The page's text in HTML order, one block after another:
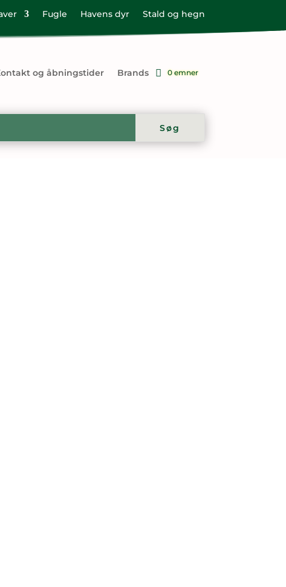
Fugle Havens dyr Stald og hegn
og åbningstider Brands 0 emner